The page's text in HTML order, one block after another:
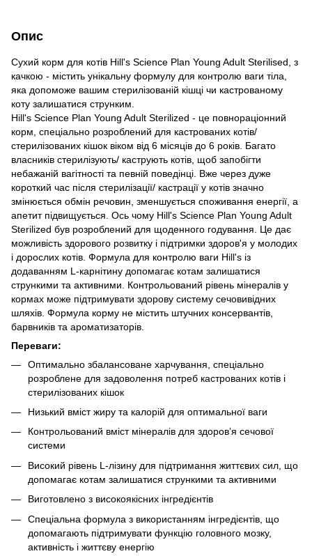
Опис
Сухий корм для котів Hill's Science Plan Young Adult Sterilised, з
качкою - містить унікальну формулу для контролю ваги тіла,
яка допоможе вашим стерилізованій кішці чи кастрованому
коту залишатися струнким.
Hill's Science Plan Young Adult Sterilized - це повнораціонний
корм, спеціально розроблений для кастрованих котів/
стерилізованих кішок віком від 6 місяців до 6 років. Багато
власників стерилізують/ каструють котів, щоб запобігти
небажаній вагітності та певній поведінці. Вже через дуже
короткий час після стерилізації/ кастрації у котів значно
змінюється обмін речовин, зменшується споживання енергії, а
апетит підвищується. Ось чому Hill's Science Plan Young Adult
Sterilized був розроблений для щоденного годування. Це дає
можливість здорового розвитку і підтримки здоров'я у молодих
і дорослих котів. Формула для контролю ваги Hill's із
додаванням L-карнітину допомагає котам залишатися
стрункими та активними. Контрольований рівень мінералів у
кормах може підтримувати здорову систему сечовивідних
шляхів. Формула корму не містить штучних консервантів,
барвників та ароматизаторів.
Переваги:
Оптимально збалансоване харчування, спеціально
розроблене для задоволення потреб кастрованих котів і
стерилізованих кішок
Низький вміст жиру та калорій для оптимальної ваги
Контрольований вміст мінералів для здоров’я сечової
системи
Високий рівень L-лізину для підтримання життєвих сил, що
допомагає котам залишатися стрункими та активними
Виготовлено з високоякісних інгредієнтів
Спеціальна формула з використанням інгредієнтів, що
допомагають підтримувати функцію головного мозку,
активність і життєву енергію